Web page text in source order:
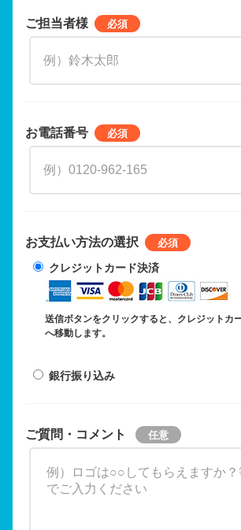
ご担当者様
お電話番号
お支払い方法の選択
クレジットカード決済
送信ボタンをクリックすると、クレジットカ
へ移動します。
銀行振り込み
ご質問・コメント